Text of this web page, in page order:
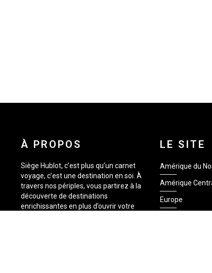
À PROPOS
Siège Hublot, c’est plus qu’un carnet
voyage, c’est une destination en soi. À
travers nos périples, vous partirez à la
découverte de destinations
enrichissantes en plus d’ouvrir votre
LE SITE
Amérique du
Amérique
Europe